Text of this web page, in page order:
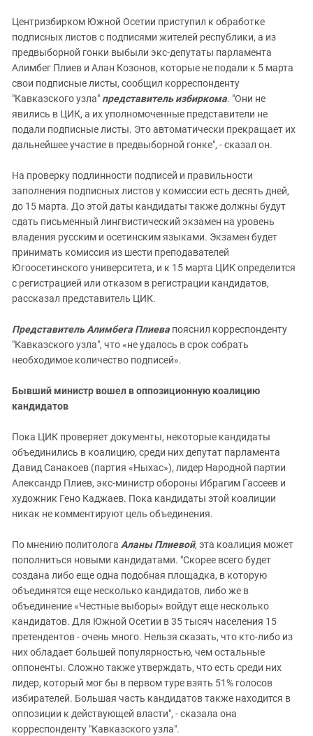
Центризбирком Южной Осетии приступил к обработке
подписных листов с подписями жителей республики, а из
предвыборной гонки выбыли экс-депутаты парламента
Алимбег Плиев и Алан Козонов, которые не подали к 5 марта
свои подписные листы, сообщил корреспонденту
"Кавказского узла" представитель избиркома. "Они не
явились в ЦИК, а их уполномоченные представители не
подали подписные листы. Это автоматически прекращает их
дальнейшее участие в предвыборной гонке", - сказал он.
На проверку подлинности подписей и правильности
заполнения подписных листов у комиссии есть десять дней,
до 15 марта. До этой даты кандидаты также должны будут
сдать письменный лингвистический экзамен на уровень
владения русским и осетинским языками. Экзамен будет
принимать комиссия из шести преподавателей
Югоосетинского университета, и к 15 марта ЦИК определится
с регистрацией или отказом в регистрации кандидатов,
рассказал представитель ЦИК.
Представитель Алимбега Плиева пояснил корреспонденту
"Кавказского узла", что «не удалось в срок собрать
необходимое количество подписей».
Бывший министр вошел в оппозиционную коалицию
кандидатов
Пока ЦИК проверяет документы, некоторые кандидаты
объединились в коалицию, среди них депутат парламента
Давид Санакоев (партия «Ныхас»), лидер Народной партии
Александр Плиев, экс-министр обороны Ибрагим Гассеев и
художник Гено Каджаев. Пока кандидаты этой коалиции
никак не комментируют цель объединения.
По мнению политолога Аланы Плиевой, эта коалиция может
пополниться новыми кандидатами. "Скорее всего будет
создана либо еще одна подобная площадка, в которую
объединятся еще несколько кандидатов, либо же в
объединение «Честные выборы» войдут еще несколько
кандидатов. Для Южной Осетии в 35 тысяч населения 15
претендентов - очень много. Нельзя сказать, что кто-либо из
них обладает большей популярностью, чем остальные
оппоненты. Сложно также утверждать, что есть среди них
лидер, который мог бы в первом туре взять 51% голосов
избирателей. Большая часть кандидатов также находится в
оппозиции к действующей власти", - сказала она
корреспонденту "Кавказского узла".